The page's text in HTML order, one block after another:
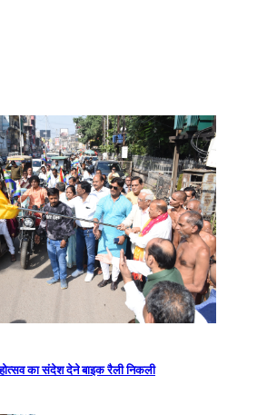
का संदेश देने बाइक रैली निकली